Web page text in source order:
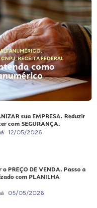
,
CNPJ,RECEITA FEDERAL
como
sua EMPRESA. Reduzir
com SEGURANÇA.
12/05/2026
PREÇO DE VENDA. Passo a
com PLANILHA
05/05/2026